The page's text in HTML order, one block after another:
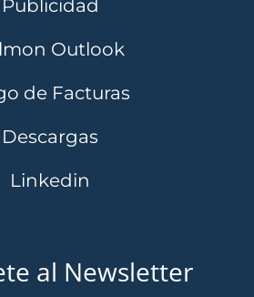
Publicidad
Outlook
de Facturas
Descargas
Linkedin
al Newsletter